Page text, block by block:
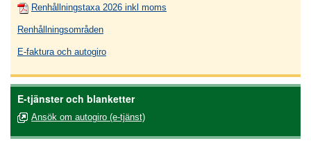
Renhållningstaxa 2026 inkl moms
Renhållningsområden
E-faktura och autogiro
E-tjänster och blanketter
Ansök om autogiro (e-tjänst)